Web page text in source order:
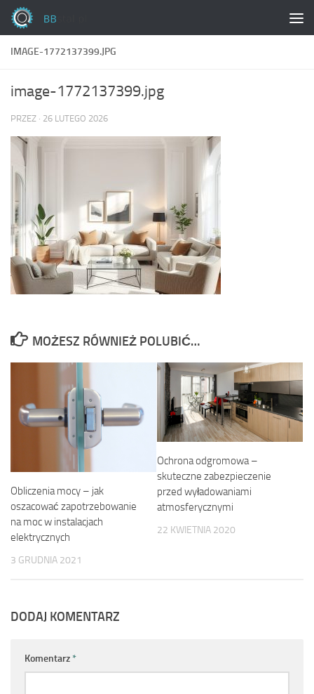
Skip to content
IMAGE-1772137399.JPG
image-1772137399.jpg
PRZEZ · 26 LUTEGO 2026
MOŻESZ RÓWNIEŻ POLUBIĆ…
Obliczenia mocy – jak
oszacować zapotrzebowanie
na moc w instalacjach
elektrycznych
3 GRUDNIA 2021
Ochrona odgromowa –
skuteczne zabezpieczenie
przed wyładowaniami
atmosferycznymi
22 KWIETNIA 2020
DODAJ KOMENTARZ
Komentarz *